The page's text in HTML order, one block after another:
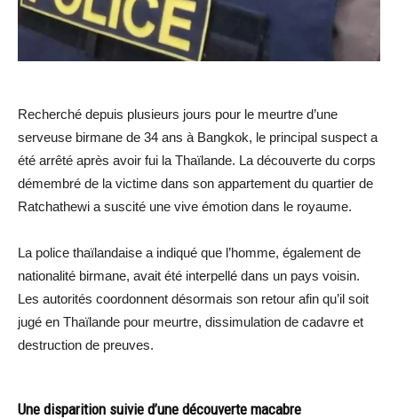
Recherché depuis plusieurs jours pour le meurtre d’une
serveuse birmane de 34 ans à Bangkok, le principal suspect a
été arrêté après avoir fui la Thaïlande. La découverte du corps
démembré de la victime dans son appartement du quartier de
Ratchathewi a suscité une vive émotion dans le royaume.
La police thaïlandaise a indiqué que l’homme, également de
nationalité birmane, avait été interpellé dans un pays voisin.
Les autorités coordonnent désormais son retour afin qu’il soit
jugé en Thaïlande pour meurtre, dissimulation de cadavre et
destruction de preuves.
Une disparition suivie d’une découverte macabre